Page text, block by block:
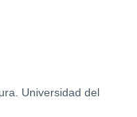
Universidad del